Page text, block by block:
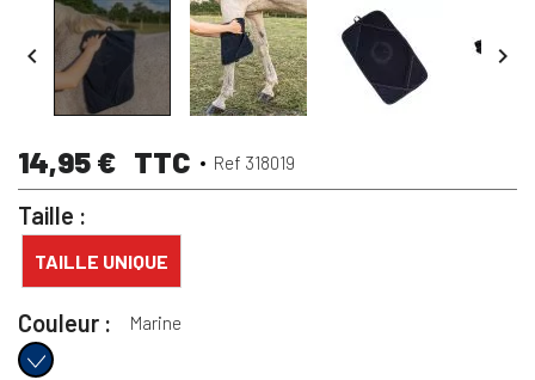
 
14,95 € TTC Ref 318019
Taille :
TAILLE UNIQUE
Couleur : Marine
Marine